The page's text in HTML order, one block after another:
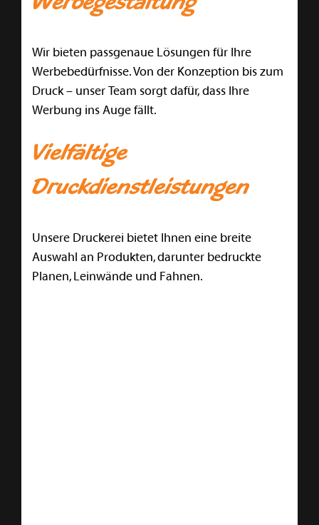
Wir bieten passgenaue Lösungen für Ihre
Werbebedürfnisse. Von der Konzeption bis zum
Druck – unser Team sorgt dafür, dass Ihre
Werbung ins Auge fällt.
Vielfältige
Druckdienstleistungen
Unsere Druckerei bietet Ihnen eine breite
Auswahl an Produkten, darunter bedruckte
Planen, Leinwände und Fahnen.